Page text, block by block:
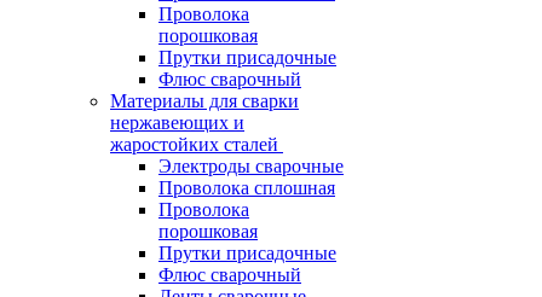
Проволока
порошковая
Прутки присадочные
Флюс сварочный
Материалы для сварки
нержавеющих и
жаростойких сталей
Электроды сварочные
Проволока сплошная
Проволока
порошковая
Прутки присадочные
Флюс сварочный